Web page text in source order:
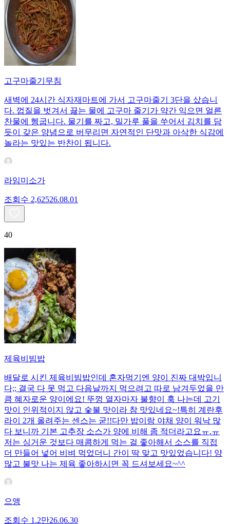
고구마줄기무침
새벽에 24시간 식자재마트에 가서 고구마줄기 3단을 샀습니
다. 껍질을 벗겨서 끓는 물에 고구마 줄기가 약간 익으면 얼른
찬물에 헹굽니다. 물기를 짜고, 밀가루 풀을 쑤어서 김치를 담
듯이 갖은 양념으로 버무리면 자연적인 단맛과 아삭한 식감에
놀라는 맛있는 반찬이 됩니다.
라임미소가
조회수 2,62526.08.01
40
제육비빔밥
배달로 시킨 제육비빔밥인데 혼자먹기엔 양이 진짜 대박입니
다;; 결국 다 못 먹고 다음날까지 먹으려고 따로 남겨두었을 만
큼 혜자로운 양이에요! 뚜껑 열자마자 불향이 훅 나는데 고기
맛이 인위적이지 않고 숯불 맛이라 참 맛있네요~!특히 계란후
라이 2개 올려주는 센스는 굳!! ​다만 밥이랑 야채 양이 워낙 많
다 보니까 기본 고추장 소스가 양에 비해 좀 적더라고요ㅠ.ㅠ
저는 싱거운 것보다 매콤하게 먹는 걸 좋아해서 소스를 직접
더 만들어 넣어 비벼 먹었더니 간이 딱 맞고 맛있었습니다! 양
많고 불맛 나는 제육 좋아하시면 꼭 드셔보세요~^^
으앵
조회수 1.2만26.06.30